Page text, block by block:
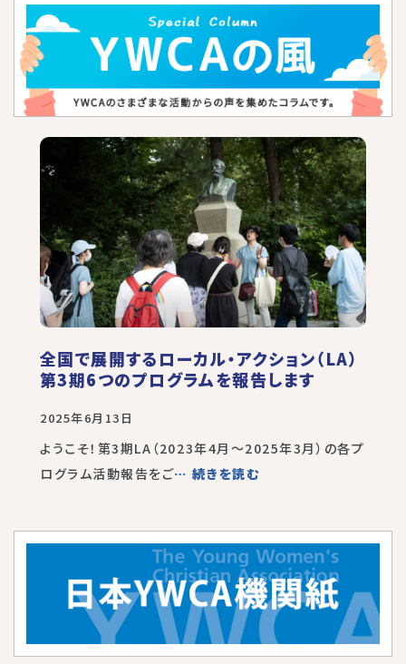
全国で展開するローカル・アクション（LA）
第3期6つのプログラムを報告します
2025年6月13日
ようこそ！第3期LA（2023年4月～2025年3月）の各プ
ログラム活動報告をご… 続きを読む